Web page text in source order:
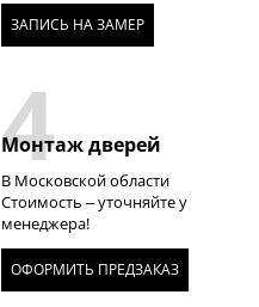
ЗАПИСЬ НА ЗАМЕР
4
Монтаж дверей
В Московской области
Стоимость – уточняйте у
менеджера!
ОФОРМИТЬ ПРЕДЗАКАЗ